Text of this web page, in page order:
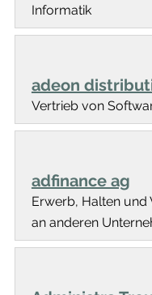
Informatik
adeon
Vertrieb von
adfinance ag
Erwerb, Halten und
an anderen